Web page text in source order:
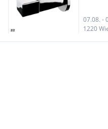
07.08. -
1220